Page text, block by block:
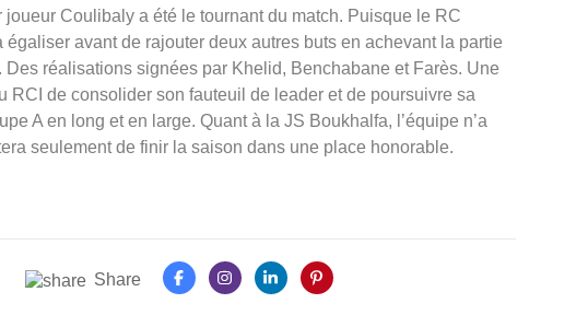
joueur Coulibaly a été le tournant du match. Puisque le RC
égaliser avant de rajouter deux autres buts en achevant la partie
Des réalisations signées par Khelid, Benchabane et Farès. Une
RCI de consolider son fauteuil de leader et de poursuivre sa
A en long et en large. Quant à la JS Boukhalfa, l’équipe n’a
seulement de finir la saison dans une place honorable.
Share